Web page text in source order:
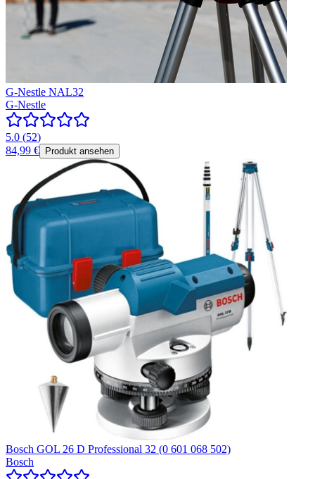
G-Nestle NAL32
G-Nestle
5.0 (52)
84,99 €
Produkt ansehen
Bosch GOL 26 D Professional 32 (0 601 068 502)
Bosch